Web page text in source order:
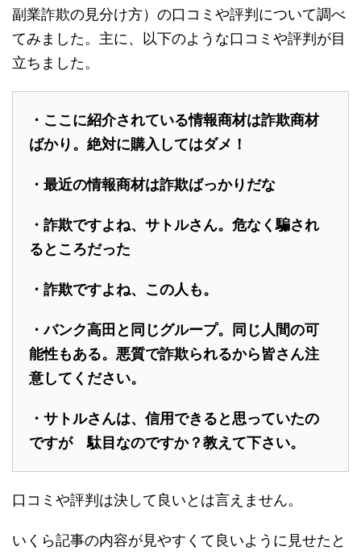
副業詐欺の見分け方）の口コミや評判について調べ
てみました。主に、以下のような口コミや評判が目
立ちました。
・ここに紹介されている情報商材は詐欺商材
ばかり。絶対に購入してはダメ！
・最近の情報商材は詐欺ばっかりだな
・詐欺ですよね、サトルさん。危なく騙され
るところだった
・詐欺ですよね、この人も。
・バンク高田と同じグループ。同じ人間の可
能性もある。悪質で詐欺られるから皆さん注
意してください。
・サトルさんは、信用できると思っていたの
ですが 駄目なのですか？教えて下さい。
口コミや評判は決して良いとは言えません。
いくら記事の内容が見やすくて良いように見せたと